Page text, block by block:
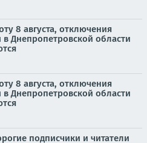
8 августа, отключения
в Днепропетровской области
8 августа, отключения
в Днепропетровской области
подписчики и читатели